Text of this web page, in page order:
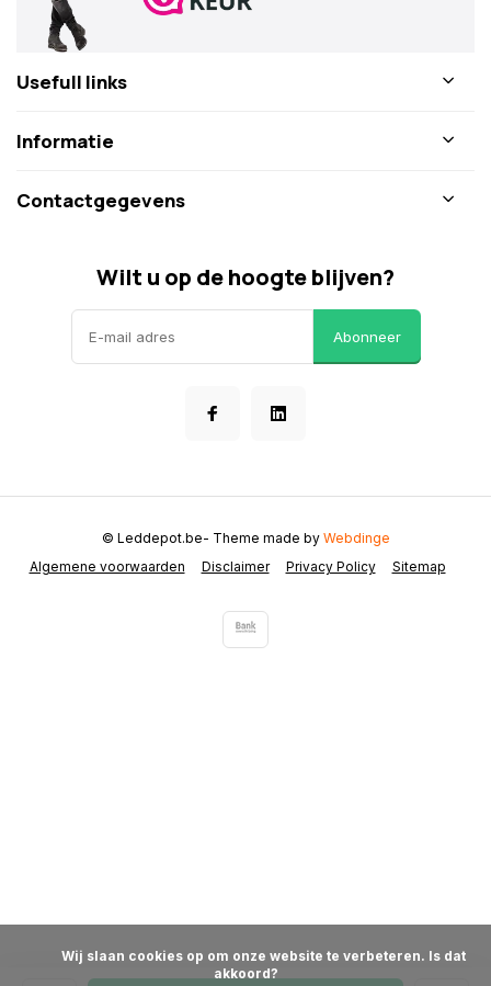
Usefull links
Informatie
Contactgegevens
Wilt u op de hoogte blijven?
Abonneer
Algemene voorwaarden Disclaimer Privacy Policy Sitemap
© Leddepot.be- Theme made by Webdinge
akkoord?